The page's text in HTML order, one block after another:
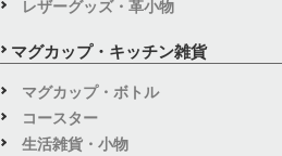
レザーグッズ・革小物
マグカップ・キッチン雑貨
マグカップ・ボトル
コースター
生活雑貨・小物